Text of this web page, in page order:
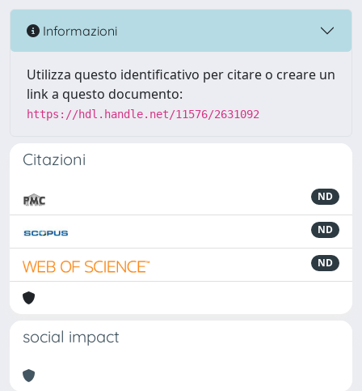
Informazioni
Utilizza questo identificativo per citare o creare un
link a questo documento:
https://hdl.handle.net/11576/2631092
Citazioni
ND
ND
ND
social impact